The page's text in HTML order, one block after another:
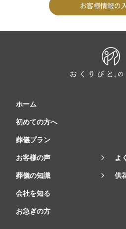
お客様情報の
ホーム
初めての方へ
葬儀プラン
お客様の声 よ
葬儀の知識 供
会社を知る
お急ぎの方